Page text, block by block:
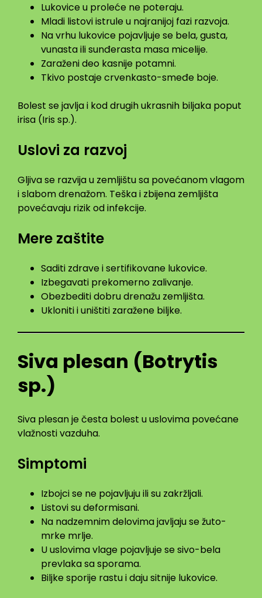
Lukovice u proleće ne poteraju.
Mladi listovi istrule u najranijoj fazi razvoja.
Na vrhu lukovice pojavljuje se bela, gusta,
vunasta ili sunđerasta masa micelije.
Zaraženi deo kasnije potamni.
Tkivo postaje crvenkasto-smeđe boje.
Bolest se javlja i kod drugih ukrasnih biljaka poput
irisa (Iris sp.).
Uslovi za razvoj
Gljiva se razvija u zemljištu sa povećanom vlagom
i slabom drenažom. Teška i zbijena zemljišta
povećavaju rizik od infekcije.
Mere zaštite
Saditi zdrave i sertifikovane lukovice.
Izbegavati prekomerno zalivanje.
Obezbediti dobru drenažu zemljišta.
Ukloniti i uništiti zaražene biljke.
Siva plesan (Botrytis
sp.)
Siva plesan je česta bolest u uslovima povećane
vlažnosti vazduha.
Simptomi
Izbojci se ne pojavljuju ili su zakržljali.
Listovi su deformisani.
Na nadzemnim delovima javljaju se žuto-
mrke mrlje.
U uslovima vlage pojavljuje se sivo-bela
prevlaka sa sporama.
Biljke sporije rastu i daju sitnije lukovice.